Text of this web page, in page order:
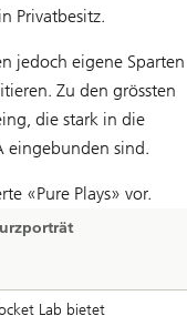
Privatbesitz.
jedoch eigene Sparten
Zu den grössten
die stark in die
eingebunden sind.
«Pure Plays» vor.
Lab bietet